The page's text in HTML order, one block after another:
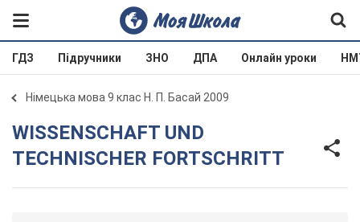
ГДЗ Підручники ЗНО ДПА Онлайн уроки
Німецька мова 9 клас Н. П. Басай 2009
WISSENSCHAFT UND
TECHNISCHER FORTSCHRITT